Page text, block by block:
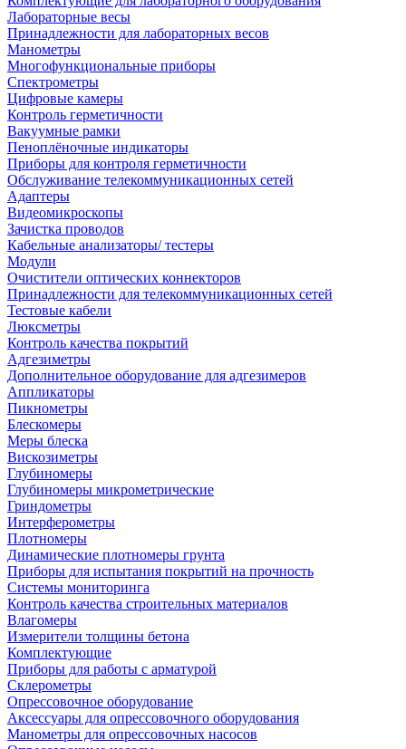
Лабораторные весы
Принадлежности для лабораторных весов
Манометры
Многофункциональные приборы
Спектрометры
Цифровые камеры
Контроль герметичности
Вакуумные рамки
Пеноплёночные индикаторы
Приборы для контроля герметичности
Обслуживание телекоммуникационных сетей
Адаптеры
Видеомикроскопы
Зачистка проводов
Кабельные анализаторы/ тестеры
Модули
Очистители оптических коннекторов
Принадлежности для телекоммуникационных сетей
Тестовые кабели
Люксметры
Контроль качества покрытий
Адгезиметры
Дополнительное оборудование для адгезимеров
Аппликаторы
Пикнометры
Блескомеры
Меры блеска
Вискозиметры
Глубиномеры
Глубиномеры микрометрические
Гриндометры
Интерферометры
Плотномеры
Динамические плотномеры грунта
Приборы для испытания покрытий на прочность
Системы мониторинга
Контроль качества строительных материалов
Влагомеры
Измерители толщины бетона
Комплектующие
Приборы для работы с арматурой
Склерометры
Опрессовочное оборудование
Аксессуары для опрессовочного оборудования
Манометры для опрессовочных насосов